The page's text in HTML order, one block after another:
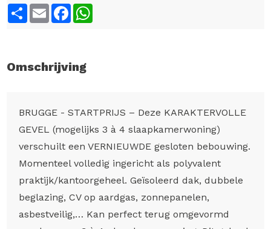
ShareEmailFacebook
Omschrijving
BRUGGE - STARTPRIJS – Deze KARAKTERVOLLE
GEVEL (mogelijks 3 à 4 slaapkamerwoning)
verschuilt een VERNIEUWDE gesloten bebouwing.
Momenteel volledig ingericht als polyvalent
praktijk/kantoorgeheel. Geïsoleerd dak, dubbele
beglazing, CV op aardgas, zonnepanelen,
asbestveilig,… Kan perfect terug omgevormd